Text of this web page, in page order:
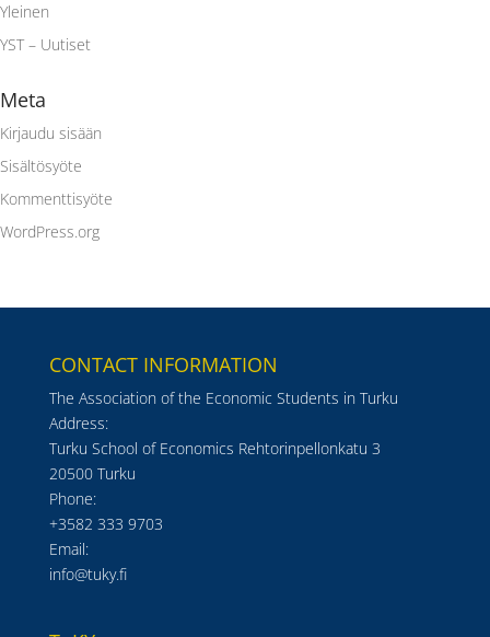
Yleinen
YST – Uutiset
Meta
Kirjaudu sisään
Sisältösyöte
Kommenttisyöte
WordPress.org
CONTACT INFORMATION
The Association of the Economic Students in Turku
Address:
Turku School of Economics Rehtorinpellonkatu 3
20500 Turku
Phone:
+3582 333 9703
Email:
info@tuky.fi